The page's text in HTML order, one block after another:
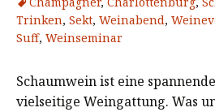
Trinken, Sekt, Weinabend,
Suff, Weinseminar
Schaumwein ist eine
vielseitige Weingattung. Was